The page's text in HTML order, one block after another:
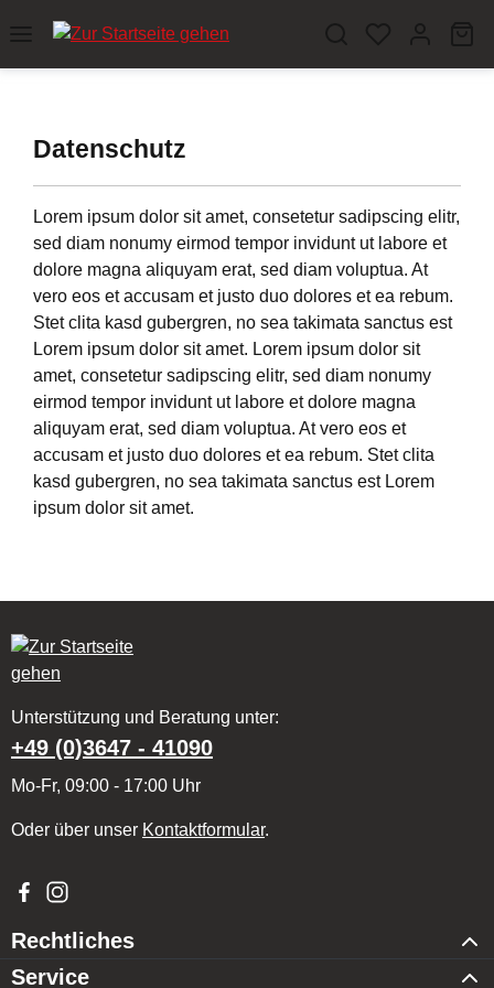
Zum Hauptinhalt springen
Datenschutz
Lorem ipsum dolor sit amet, consetetur sadipscing elitr,
sed diam nonumy eirmod tempor invidunt ut labore et
dolore magna aliquyam erat, sed diam voluptua. At
vero eos et accusam et justo duo dolores et ea rebum.
Stet clita kasd gubergren, no sea takimata sanctus est
Lorem ipsum dolor sit amet. Lorem ipsum dolor sit
amet, consetetur sadipscing elitr, sed diam nonumy
eirmod tempor invidunt ut labore et dolore magna
aliquyam erat, sed diam voluptua. At vero eos et
accusam et justo duo dolores et ea rebum. Stet clita
kasd gubergren, no sea takimata sanctus est Lorem
ipsum dolor sit amet.
Unterstützung und Beratung unter:
+49 (0)3647 - 41090
Mo-Fr, 09:00 - 17:00 Uhr
Oder über unser Kontaktformular.
Besuche uns auf Facebook – öffnet in neuem Tab (externer
Schau auf Instagram vorbei – öffnet in neuem Tab
Rechtliches
Service